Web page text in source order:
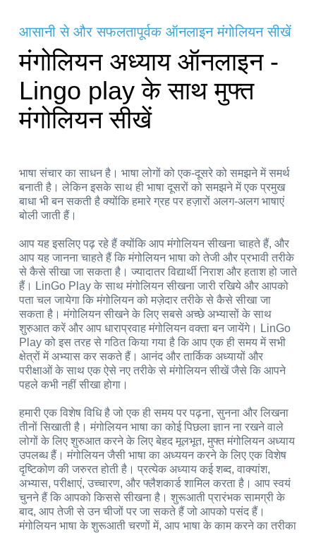
आसानी से और सफलतापूर्वक ऑनलाइन मंगोलियन सीखें
मंगोलियन अध्याय ऑनलाइन -
Lingo play के साथ मुफ्त
मंगोलियन सीखें
भाषा संचार का साधन है। भाषा लोगों को एक-दूसरे को समझने में समर्थ
बनाती है। लेकिन इसके साथ ही भाषा दूसरों को समझने में एक प्रमुख
बाधा भी बन सकती है क्योंकि हमारे ग्रह पर हज़ारों अलग-अलग भाषाएं
बोली जाती हैं।
आप यह इसलिए पढ़ रहे हैं क्योंकि आप मंगोलियन सीखना चाहते हैं, और
आप यह जानना चाहते हैं कि मंगोलियन भाषा को तेजी और प्रभावी तरीके
से कैसे सीखा जा सकता है। ज्यादातर विद्यार्थी निराश और हताश हो जाते
हैं। LinGo Play के साथ मंगोलियन सीखना जारी रखिये और आपको
पता चल जायेगा कि मंगोलियन को मज़ेदार तरीके से कैसे सीखा जा
सकता है। मंगोलियन सीखने के लिए सबसे अच्छे अभ्यासों के साथ
शुरुआत करें और आप धाराप्रवाह मंगोलियन वक्ता बन जायेंगे। LinGo
Play को इस तरह से गठित किया गया है कि आप एक ही समय में सभी
क्षेत्रों में अभ्यास कर सकते हैं। आनंद और तार्किक अध्यायों और
परीक्षाओं के साथ एक ऐसे नए तरीके से मंगोलियन सीखें जैसे कि आपने
पहले कभी नहीं सीखा होगा।
हमारी एक विशेष विधि है जो एक ही समय पर पढ़ना, सुनना और लिखना
तीनों सिखाती है। मंगोलियन भाषा का कोई पिछला ज्ञान ना रखने वाले
लोगों के लिए शुरुआत करने के लिए बेहद मूलभूत, मुफ्त मंगोलियन अध्याय
उपलब्ध हैं। मंगोलियन जैसी भाषा का अध्ययन करने के लिए एक विशेष
दृष्टिकोण की जरुरत होती है। प्रत्येक अध्याय कई शब्द, वाक्यांश,
अभ्यास, परीक्षाएं, उच्चारण, और फ्लैशकार्ड शामिल करता है। आप स्वयं
चुनने हैं कि आपको किससे सीखना है। शुरूआती प्रारंभक सामग्री के
बाद, आप तेजी से उन चीजों पर जा सकते हैं जो आपको पसंद हैं।
मंगोलियन भाषा के शुरूआती चरणों में, आप भाषा के काम करने का तरीका